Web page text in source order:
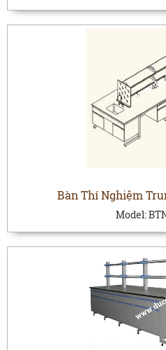
Bàn Thí Nghiệm
Model: